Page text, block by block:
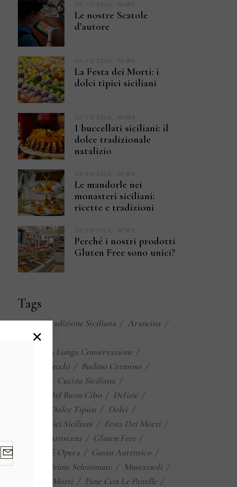
08/11/2024 NEWS
Le nostre Scatole
d’autore
04/10/2024 NEWS
La Festa dei Morti: i
dolci tipici siciliani
02/10/2024 NEWS
I buccellati siciliani: il
dolce tradizionale
natalizio
24/09/2024 NEWS
Le mandorle nei
monasteri siciliani:
ricette e tradizioni
20/09/2024 NEWS
Perché i nostri prodotti
Gluten Free sono unici?
Tags
Antica Tradizione Siciliana
Arancina
Biscotti
Biscotti A Lunga Conservazione
Biscotti Secchi
Budino Cremoso
Cucina Siciliana
Cultura Del Buon Cibo
Delizie
Dolce Tipico
Dolci
Dolci Tipici Siciliani
Festa Dei Morti
Frutta Martorana
Gluten Free
Gran Cafè Opera
Gusto Autentico
Materie Prime Selezionate
Mustazzoli
Ossa Dei Morti
Pane Con Le Panelle